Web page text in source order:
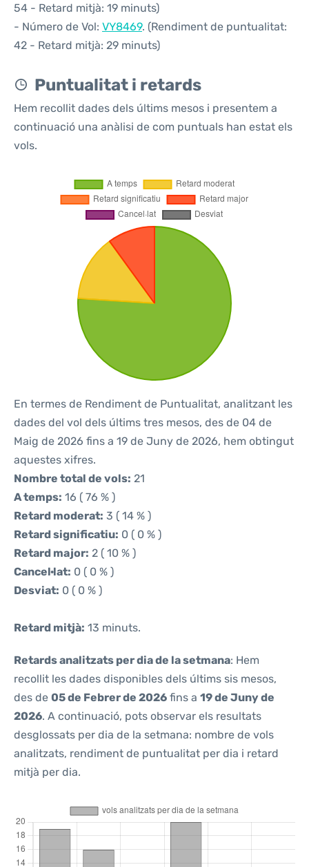
54 - Retard mitjà: 19 minuts)
- Número de Vol: VY8469. (Rendiment de puntualitat:
42 - Retard mitjà: 29 minuts)
Puntualitat i retards
Hem recollit dades dels últims mesos i presentem a
continuació una anàlisi de com puntuals han estat els
vols.
En termes de Rendiment de Puntualitat, analitzant les
dades del vol dels últims tres mesos, des de 04 de
Maig de 2026 fins a 19 de Juny de 2026, hem obtingut
aquestes xifres.
Nombre total de vols: 21
A temps: 16 ( 76 % )
Retard moderat: 3 ( 14 % )
Retard significatiu: 0 ( 0 % )
Retard major: 2 ( 10 % )
Cancel·lat: 0 ( 0 % )
Desviat: 0 ( 0 % )
Retard mitjà: 13 minuts.
Retards analitzats per dia de la setmana: Hem
recollit les dades disponibles dels últims sis mesos,
des de 05 de Febrer de 2026 fins a 19 de Juny de
2026. A continuació, pots observar els resultats
desglossats per dia de la setmana: nombre de vols
analitzats, rendiment de puntualitat per dia i retard
mitjà per dia.